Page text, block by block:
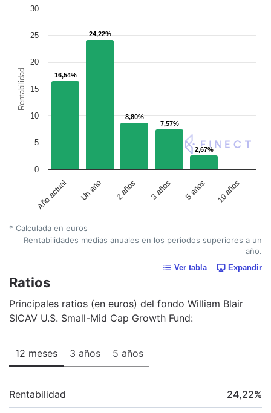
Rentabilidad 16,54%
16,54%
24,22%
24,22%
8,80%
8,80%
7,57%
7,57%
2,67%
2,67%
Año actual Un año 2 años 3 años 5 años 10 años
0
5
10
15
20
25
30
* Calculada en euros
Rentabilidades medias anuales en los periodos superiores a un
año.
Ver tabla Expandir
Ratios
Principales ratios (en euros) del fondo William Blair
SICAV U.S. Small-Mid Cap Growth Fund:
12 meses 3 años 5 años
Rentabilidad 24,22%